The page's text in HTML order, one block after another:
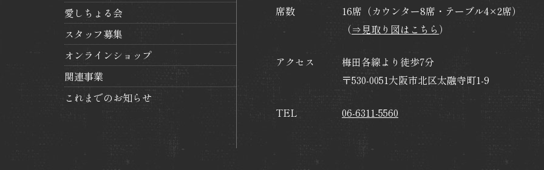
愛しちょる会
スタッフ募集
オンラインショップ
関連事業
これまでのお知らせ
席数
16席（カウンター8席・テーブル4×2席）
（⇒見取り図はこちら ）
アクセス
梅田各線より徒歩7分
〒530-0051大阪市北区太融寺町1-9
TEL 06-6311-5560